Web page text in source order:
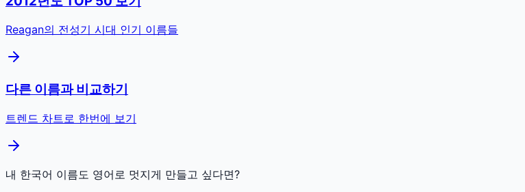
Reagan의 전성기 시대 인기 이름들
다른 이름과 비교하기
트렌드 차트로 한번에 보기
내 한국어 이름도 영어로 멋지게 만들고 싶다면?